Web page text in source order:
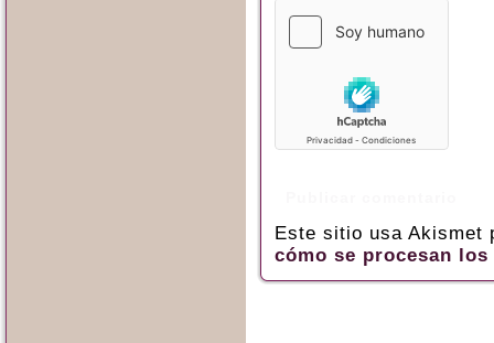
Este sitio usa
cómo se procesan